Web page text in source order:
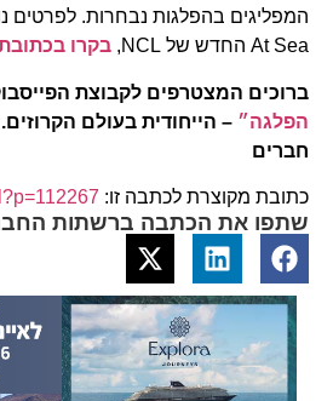
At Sea החדש של NCL,
בקרו בכתובת.
ברוכים המצטרפים לקבוצת הפייסבוק
הפלגה״
חברים
כתובת מקוצרת לכתבה זו:
שתפו את הכתבה ברשתות